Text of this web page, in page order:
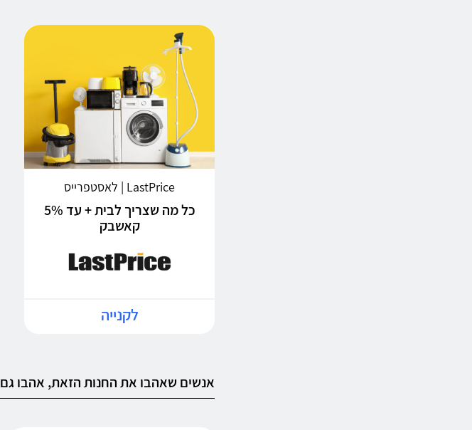
LastPrice | לאסטפרייס
כל מה שצריך לבית + עד 5%
קאשבק
לקנייה
אנשים שאהבו את החנות הזאת, אהבו גם